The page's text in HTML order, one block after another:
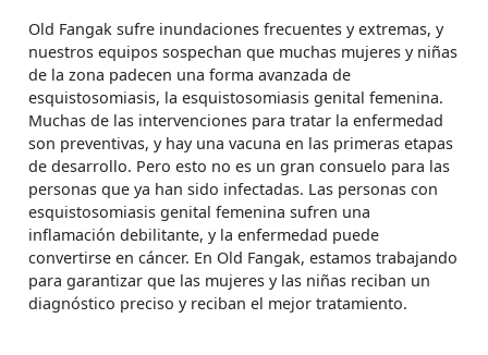
Old Fangak sufre inundaciones frecuentes y extremas, y
nuestros equipos sospechan que muchas mujeres y niñas
de la zona padecen una forma avanzada de
esquistosomiasis, la esquistosomiasis genital femenina.
Muchas de las intervenciones para tratar la enfermedad
son preventivas, y hay una vacuna en las primeras etapas
de desarrollo. Pero esto no es un gran consuelo para las
personas que ya han sido infectadas. Las personas con
esquistosomiasis genital femenina sufren una
inflamación debilitante, y la enfermedad puede
convertirse en cáncer. En Old Fangak, estamos trabajando
para garantizar que las mujeres y las niñas reciban un
diagnóstico preciso y reciban el mejor tratamiento.